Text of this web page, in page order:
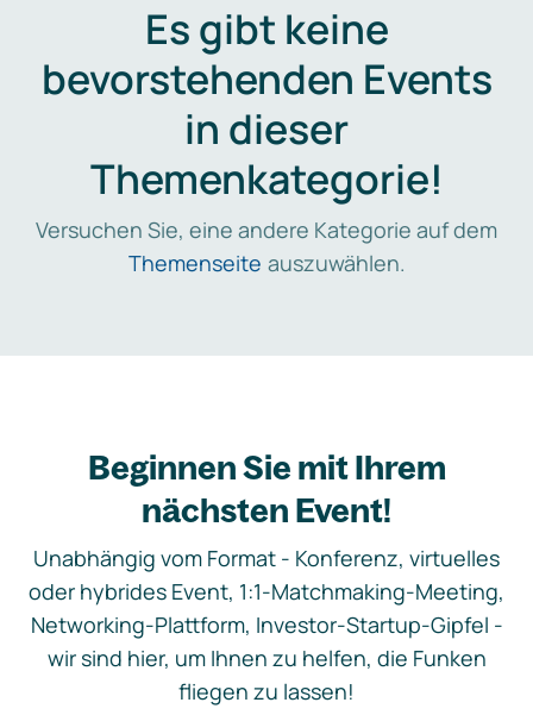
Es gibt keine
bevorstehenden Events
in dieser
Themenkategorie!
Versuchen Sie, eine andere Kategorie auf dem
Themenseite auszuwählen.
Beginnen Sie mit Ihrem
nächsten Event!
Unabhängig vom Format - Konferenz, virtuelles
oder hybrides Event, 1:1-Matchmaking-Meeting,
Networking-Plattform, Investor-Startup-Gipfel -
wir sind hier, um Ihnen zu helfen, die Funken
fliegen zu lassen!